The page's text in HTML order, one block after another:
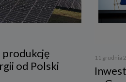
produkcję
od Polski
11 grudnia
3.
stron i